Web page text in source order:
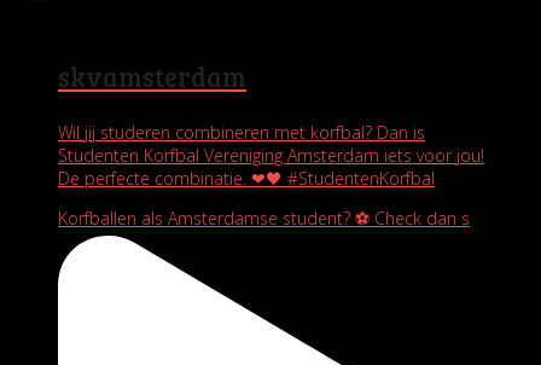
skvamsterdam
Wil jij studeren combineren met korfbal? Dan is
Studenten Korfbal Vereniging Amsterdam iets voor jou!
De perfecte combinatie. ❤🖤 #StudentenKorfbal
Korfballen als Amsterdamse student? ⚽️ Check dan s